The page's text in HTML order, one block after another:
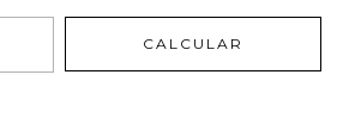
CALCULAR